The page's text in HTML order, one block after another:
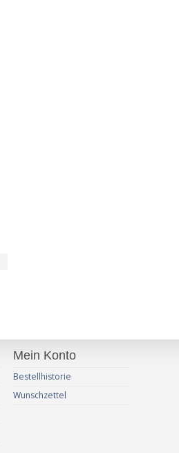
Mein Konto
Bestellhistorie
Wunschzettel